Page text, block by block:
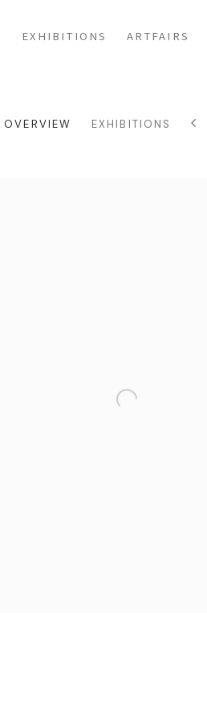
EXHIBITIONS ARTFAIRS
OVERVIEW EXHIBITIONS